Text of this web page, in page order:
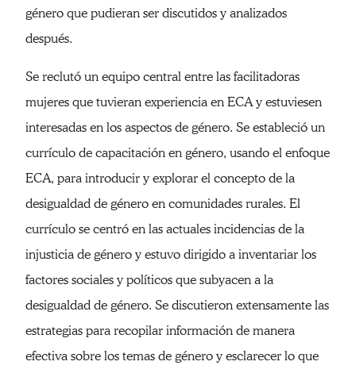
género que pudieran ser discutidos y analizados
después.
Se reclutó un equipo central entre las facilitadoras
mujeres que tuvieran experiencia en ECA y estuviesen
interesadas en los aspectos de género. Se estableció un
currículo de capacitación en género, usando el enfoque
ECA, para introducir y explorar el concepto de la
desigualdad de género en comunidades rurales. El
currículo se centró en las actuales incidencias de la
injusticia de género y estuvo dirigido a inventariar los
factores sociales y políticos que subyacen a la
desigualdad de género. Se discutieron extensamente las
estrategias para recopilar información de manera
efectiva sobre los temas de género y esclarecer lo que